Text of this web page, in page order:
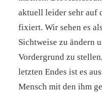
aktuell leider sehr auf
fixiert. Wir sehen es
Sichtweise zu ändern
Vordergrund zu
letzten Endes ist es
Mensch mit den ihm